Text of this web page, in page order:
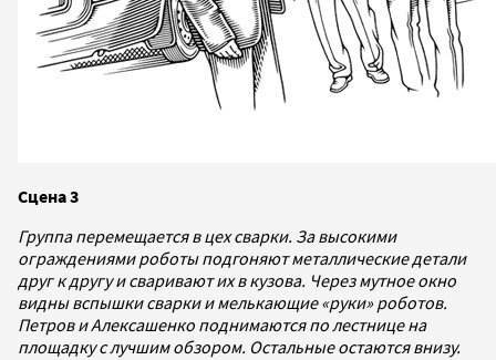
Сцена 3
Группа перемещается в цех сварки. За высокими
ограждениями роботы подгоняют металлические детали
друг к другу и сваривают их в кузова. Через мутное окно
видны вспышки сварки и мелькающие «руки» роботов.
Петров и Алексашенко поднимаются по лестнице на
площадку с лучшим обзором. Остальные остаются внизу.